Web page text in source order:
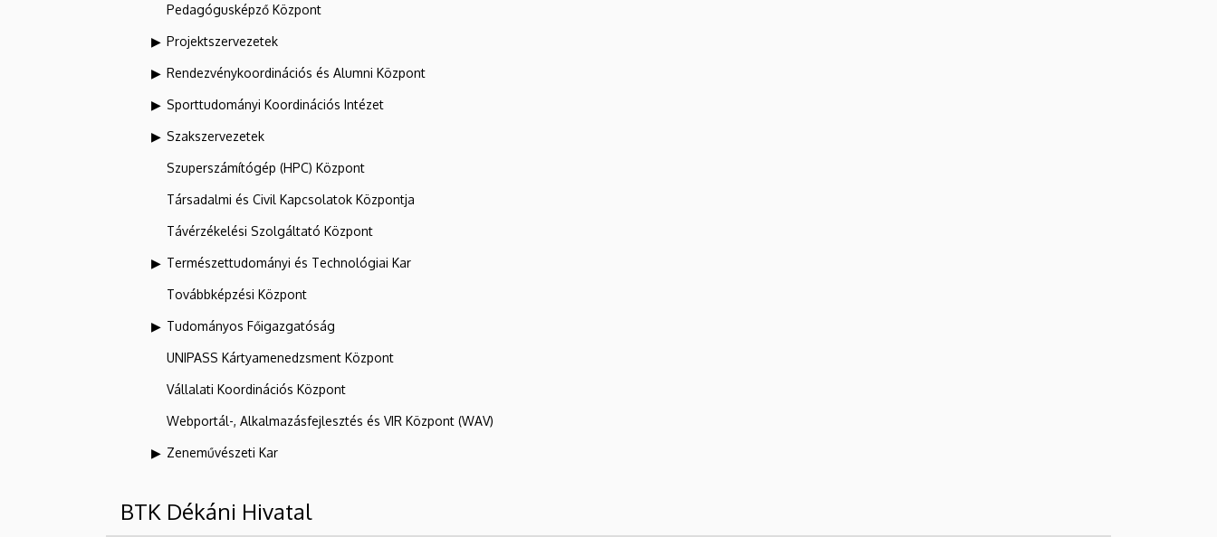
Pedagógusképző Központ
Projektszervezetek
Rendezvénykoordinációs és Alumni Központ
Sporttudományi Koordinációs Intézet
Szakszervezetek
Szuperszámítógép (HPC) Központ
Társadalmi és Civil Kapcsolatok Központja
Távérzékelési Szolgáltató Központ
Természettudományi és Technológiai Kar
Továbbképzési Központ
Tudományos Főigazgatóság
UNIPASS Kártyamenedzsment Központ
Vállalati Koordinációs Központ
Webportál-, Alkalmazásfejlesztés és VIR Központ (WAV)
Zeneművészeti Kar
BTK Dékáni Hivatal